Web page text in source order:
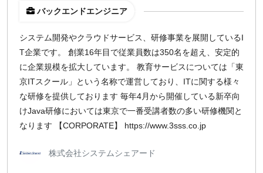
バックエンドエンジニア
システム開発やクラウドサービス、研修事業を展開しているI
T企業です。 創業16年目で従業員数は350名を超え、安定的
に企業規模を拡大しています。 教育サービスについては「東
京ITスクール」という名称で運営しており、ITに関する様々
な研修を提供しております 毎年4月から開催している新卒向
けJava研修においては東京で一番受講者数の多い研修機関と
なります 【CORPORATE】 https://www.3sss.co.jp
株式会社システムシェアード